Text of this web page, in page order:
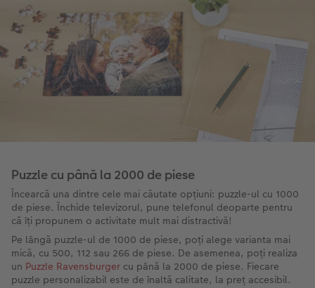
Puzzle cu până la 2000 de piese
Încearcă una dintre cele mai căutate opțiuni: puzzle-ul cu 1000
de piese. Închide televizorul, pune telefonul deoparte pentru
că îți propunem o activitate mult mai distractivă!
Pe lângă puzzle-ul de 1000 de piese, poți alege varianta mai
mică, cu 500, 112 sau 266 de piese. De asemenea, poți realiza
un Puzzle Ravensburger cu până la 2000 de piese. Fiecare
puzzle personalizabil este de înaltă calitate, la preț accesibil.